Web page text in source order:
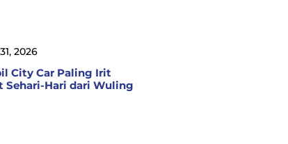
City Car Paling Irit
Sehari-Hari dari Wuling
2026